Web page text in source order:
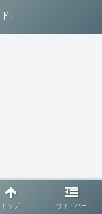
.
トップ サイドバー